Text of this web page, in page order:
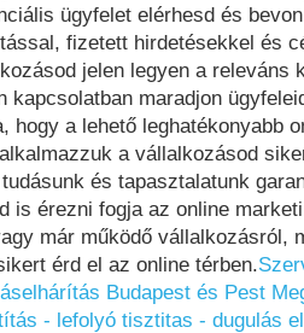
ügyfelet elérhesd és
fizetett hirdetésekkel és
jelen legyen a releváns
kapcsolatban maradjon
hogy a lehető leghatékonyabb
a vállalkozásod
és tapasztalatunk
is érezni fogja az online
már működő vállalkozásról,
érd el az online térben.
Budapest és Pest
- lefolyó tisztitas - dugulás